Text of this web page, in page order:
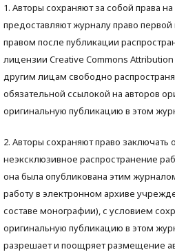
1. Авторы сохраняют за собой права
предоставляют журналу право
правом после публикации
лицензии Creative Commons Attribution
другим лицам свободно
обязательной ссылокой на авторов
оригинальную публикацию в этом
2. Авторы сохраняют право заключать
неэксклюзивное распространение
она была опубликована этим
работу в электронном архиве
составе монографии), с условием
оригинальную публикацию в этом
разрешает и поощряет размещение